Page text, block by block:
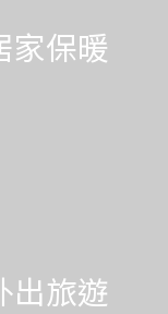
家保暖
出旅遊